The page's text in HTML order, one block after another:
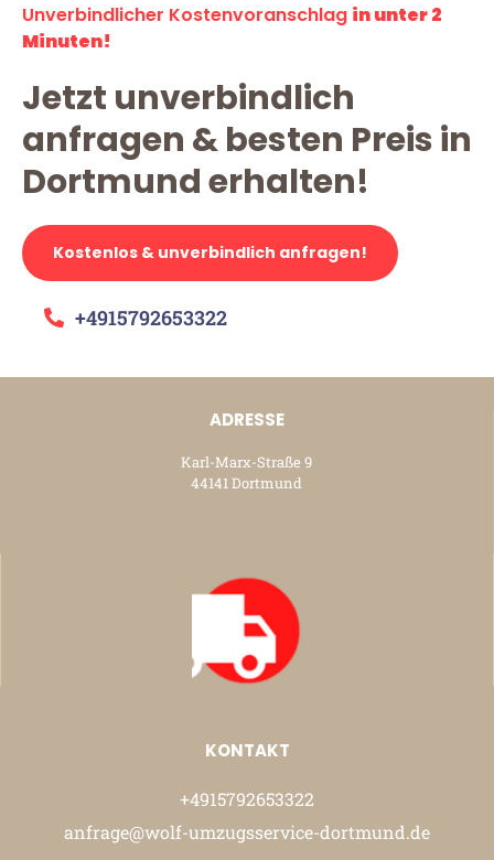
Unverbindlicher Kostenvoranschlag in unter 2
Minuten!
Jetzt unverbindlich
anfragen & besten Preis in
Dortmund erhalten!
Kostenlos & unverbindlich anfragen!
+4915792653322
ADRESSE
Karl-Marx-Straße 9
44141 Dortmund
KONTAKT
+4915792653322
anfrage@wolf-umzugsservice-dortmund.de